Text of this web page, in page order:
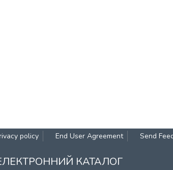
policy End User Agreement Send
КАТАЛОГ